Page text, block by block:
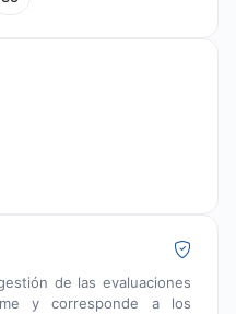
de las evaluaciones
y corresponde a los